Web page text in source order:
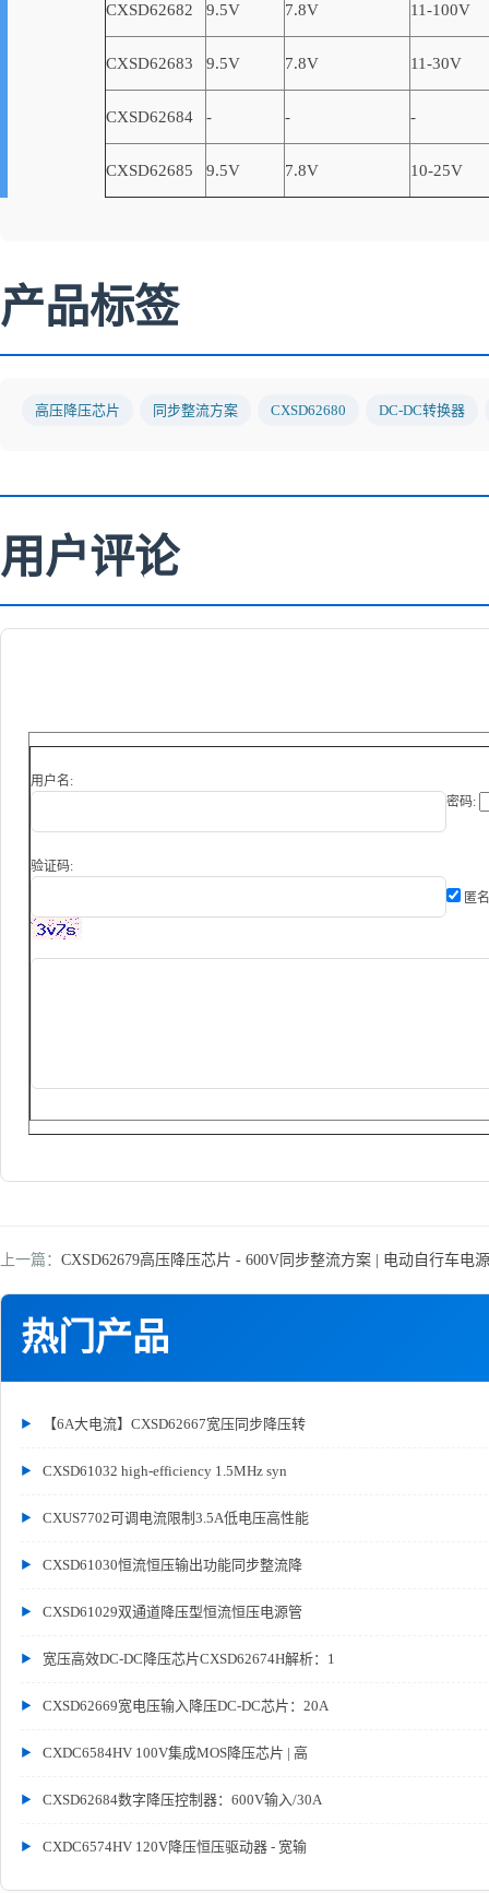
热门产品
【6A大电流】CXSD62667宽压同步降压转
CXSD61032 high-efficiency 1.5MHz syn
CXUS7702可调电流限制3.5A低电压高性能
CXSD61030恒流恒压输出功能同步整流降
CXSD61029双通道降压型恒流恒压电源管
宽压高效DC-DC降压芯片CXSD62674H解析：1
CXSD62669宽电压输入降压DC-DC芯片：20A
CXDC6584HV 100V集成MOS降压芯片 | 高
CXSD62684数字降压控制器：600V输入/30A
CXDC6574HV 120V降压恒压驱动器 - 宽输
CXSD62682 9.5V 7.8V 11-100V
CXSD62683 9.5V 7.8V 11-30V
CXSD62684 - - -
CXSD62685 9.5V 7.8V 10-25V
产品标签
高压降压芯片 同步整流方案 CXSD62680 DC-DC转换器
用户评论
用户名:
密码:
验证码:
匿
上一篇： CXSD62679高压降压芯片 - 600V同步整流方案 | 电动自行车电